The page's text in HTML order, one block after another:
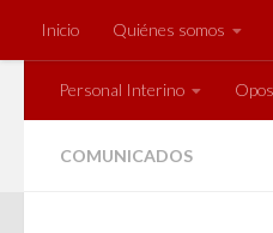
Saltar al contenido
Inicio Quiénes somos
Personal Interino
COMUNICADOS